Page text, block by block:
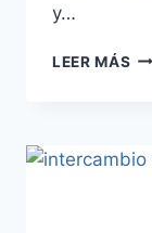
y…
LEER MÁS